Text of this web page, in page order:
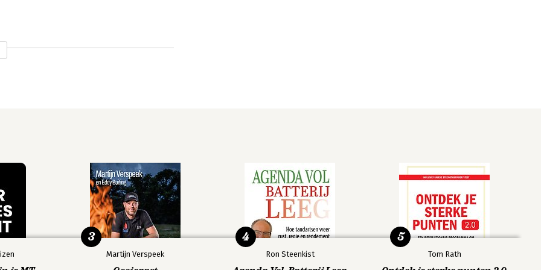
Martijn Verspeek
3
Ron Steenkist
4
Tom Rath
5